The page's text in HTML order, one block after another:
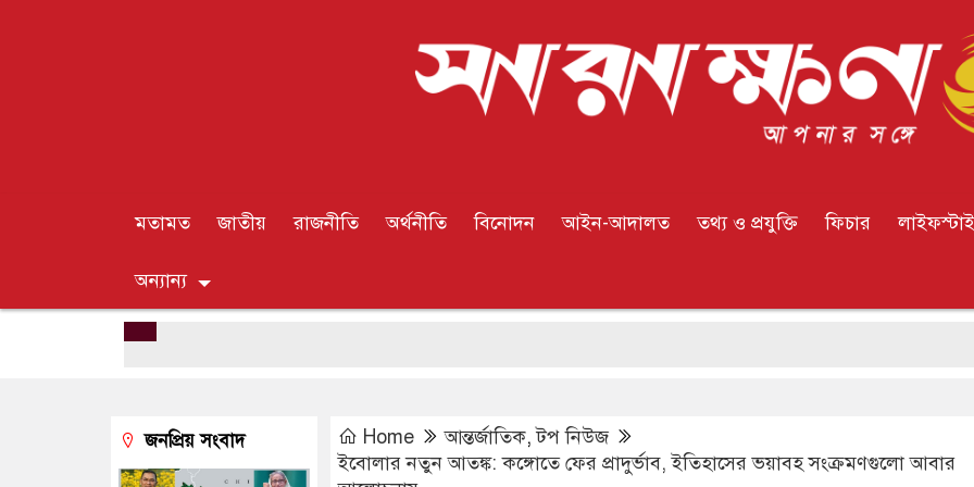
মতামত জাতীয় রাজনীতি অর্থনীতি বিনোদন আইন-আদালত তথ্য ও প্রযুক্তি ফিচার
অন্যান্য
Home আন্তর্জাতিক,টপ নিউজ
ইবোলার নতুন আতঙ্ক: কঙ্গোতে ফের প্রাদুর্ভাব, ইতিহাসের ভয়াবহ সংক্রমণগুলো আবার
জনপ্রিয় সংবাদ